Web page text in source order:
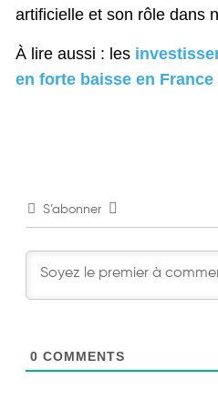
artificielle et son rôle dans
À lire aussi : les
en forte baisse en France
S’abonner
0 COMMENTS